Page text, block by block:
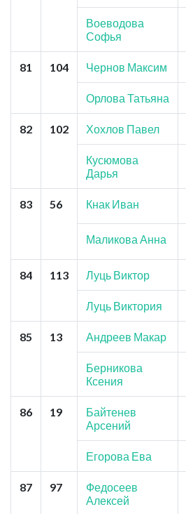
Воеводова
Софья
81 104 Чернов Максим
Орлова Татьяна
82 102 Хохлов Павел
Кусюмова
Дарья
83 56 Кнак Иван
Маликова Анна
84 113 Луць Виктор
Луць Виктория
85 13 Андреев Макар
Берникова
Ксения
86 19
Байтенев
Арсений
Егорова Ева
87 97
Федосеев
Алексей